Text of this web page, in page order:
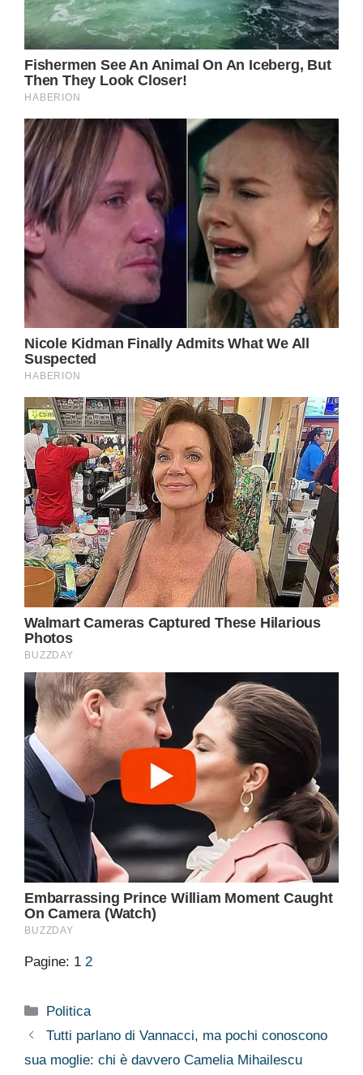
Pagine: 1 2
Categorie
Politica
Tutti parlano di Vannacci, ma pochi conoscono
sua moglie: chi è davvero Camelia Mihailescu